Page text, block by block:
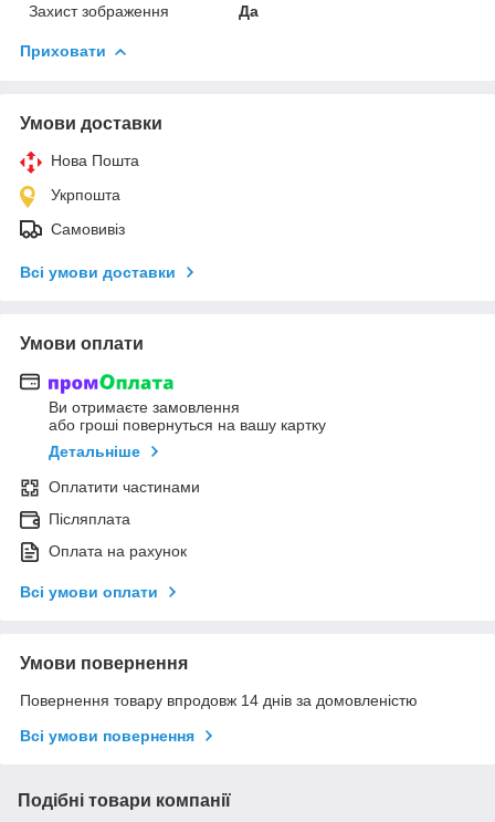
Захист зображення
Да
Приховати
Умови доставки
Нова Пошта
Укрпошта
Самовивіз
Всі умови доставки
Умови оплати
Ви отримаєте замовлення
або гроші повернуться на вашу картку
Детальніше
Оплатити частинами
Післяплата
Оплата на рахунок
Всі умови оплати
Умови повернення
Повернення товару впродовж 14 днів за домовленістю
Всі умови повернення
Подібні товари компанії